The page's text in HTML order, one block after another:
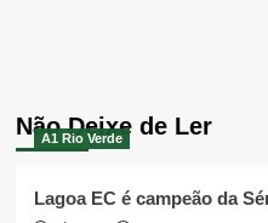
Não Deixe de Ler
A1 Rio Verde
Lagoa EC é campeão da